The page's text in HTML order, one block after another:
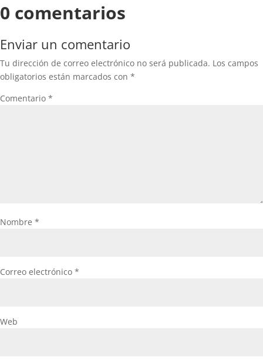
0 comentarios
Enviar un comentario
Tu dirección de correo electrónico no será publicada. Los campos
obligatorios están marcados con *
Comentario *
Nombre *
Correo electrónico *
Web